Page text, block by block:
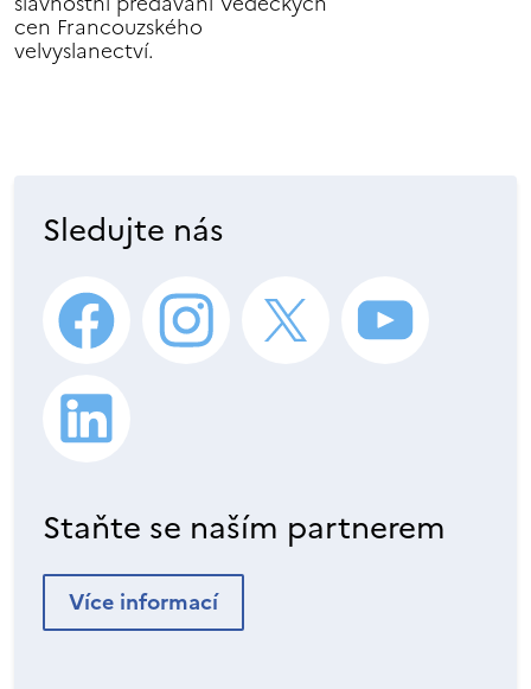
cen Francouzského
velvyslanectví.
Sledujte nás
Staňte se naším partnerem
Více informací